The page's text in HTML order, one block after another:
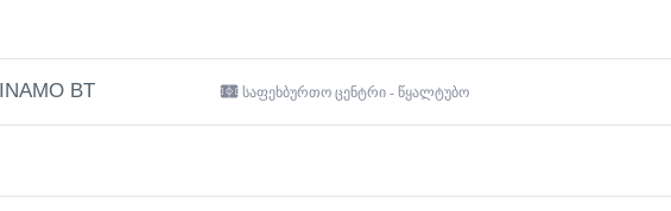
BT საფეხბურთო ცენტრი - წყალტუბო